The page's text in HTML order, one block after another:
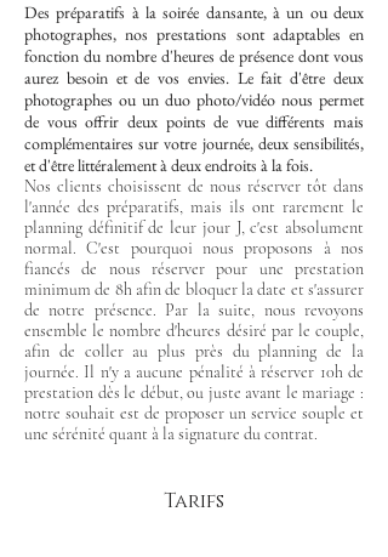
Des préparatifs à la soirée dansante, à un ou deux
photographes, nos prestations sont adaptables en
fonction du nombre d'heures de présence dont vous
aurez besoin et de vos envies. Le fait d'être deux
photographes ou un duo photo/vidéo nous permet
de vous offrir deux points de vue différents mais
complémentaires sur votre journée, deux sensibilités,
et d'être littéralement à deux endroits à la fois.
Nos clients choisissent de nous réserver tôt dans
l'année des préparatifs, mais ils ont rarement le
planning définitif de leur jour J, c'est absolument
normal. C'est pourquoi nous proposons à nos
fiancés de nous réserver pour une prestation
minimum de 8h afin de bloquer la date et s'assurer
de notre présence. Par la suite, nous revoyons
ensemble le nombre d'heures désiré par le couple,
afin de coller au plus près du planning de la
journée. Il n'y a aucune pénalité à réserver 10h de
prestation dès le début, ou juste avant le mariage :
notre souhait est de proposer un service souple et
une sérénité quant à la signature du contrat.
Tarifs